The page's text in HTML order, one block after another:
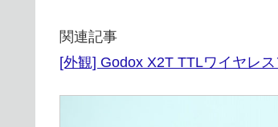
関連記事
[外観] Godox X2T TTLワイヤレ